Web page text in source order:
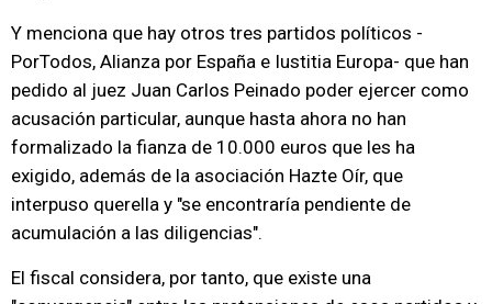
Y menciona que hay otros tres partidos políticos -
PorTodos, Alianza por España e Iustitia Europa- que han
pedido al juez Juan Carlos Peinado poder ejercer como
acusación particular, aunque hasta ahora no han
formalizado la fianza de 10.000 euros que les ha
exigido, además de la asociación Hazte Oír, que
interpuso querella y "se encontraría pendiente de
acumulación a las diligencias".
El fiscal considera, por tanto, que existe una